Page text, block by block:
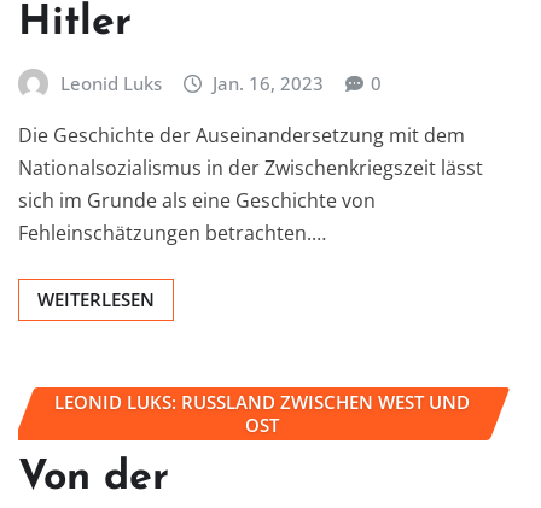
Hitler
Leonid Luks Jan. 16, 2023 0
Die Geschichte der Auseinandersetzung mit dem
Nationalsozialismus in der Zwischenkriegszeit lässt
sich im Grunde als eine Geschichte von
Fehleinschätzungen betrachten.…
WEITERLESEN
LEONID LUKS: RUSSLAND ZWISCHEN WEST UND
OST
Von der